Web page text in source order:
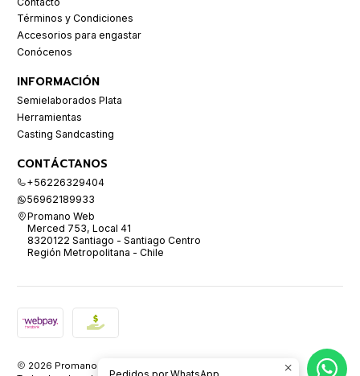
Términos y Condiciones
Accesorios para engastar
Conócenos
INFORMACIÓN
Semielaborados Plata
Herramientas
Casting Sandcasting
CONTÁCTANOS
+56226329404
56962189933
Promano Web
Merced 753, Local 41
8320122 Santiago - Santiago Centro
Región Metropolitana - Chile
2026 Promano.
Pedidos por WhatsApp